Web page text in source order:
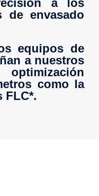
a los
de envasado
equipos de
a nuestros
como la
FLC*.